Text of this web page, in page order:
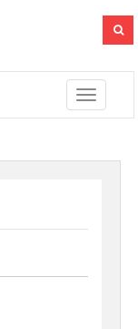
Toggle
navigation